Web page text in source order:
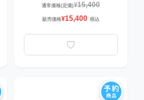
ランニングシューズ
AQUARIUM/WHITE
通常価格(定価)¥15,400
販売価格¥15,400 税込